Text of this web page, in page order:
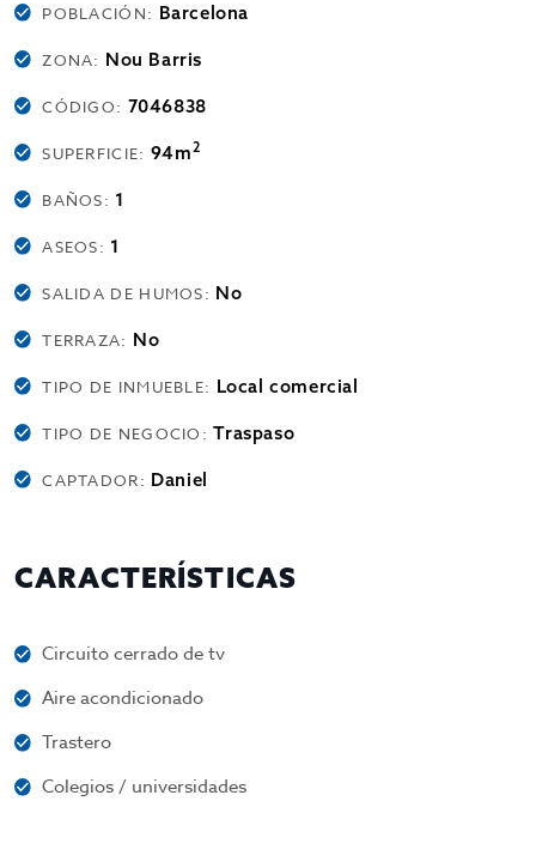
POBLACIÓN: Barcelona
ZONA: Nou Barris
CÓDIGO: 7046838
SUPERFICIE: 94m2
BAÑOS: 1
ASEOS: 1
SALIDA DE HUMOS: No
TERRAZA: No
TIPO DE INMUEBLE: Local comercial
TIPO DE NEGOCIO:Traspaso
CAPTADOR: Daniel
CARACTERÍSTICAS
Circuito cerrado de tv
Aire acondicionado
Trastero
Colegios / universidades